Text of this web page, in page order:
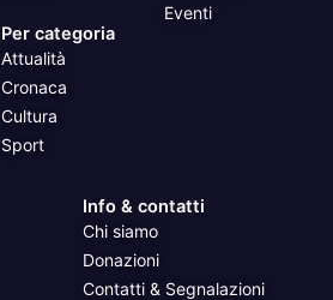
Per categoria
Attualità
Cronaca
Cultura
Sport
Eventi
Info & contatti
Chi siamo
Donazioni
Contatti & Segnalazioni